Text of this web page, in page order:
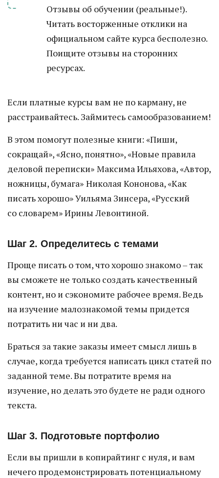
Отзывы об обучении (реальные!).
Читать восторженные отклики на
официальном сайте курса бесполезно.
Поищите отзывы на сторонних
ресурсах.
Если платные курсы вам не по карману, не
расстраивайтесь. Займитесь самообразованием!
В этом помогут полезные книги: «Пиши,
сокращай», «Ясно, понятно», «Новые правила
деловой переписки» Максима Ильяхова, «Автор,
ножницы, бумага» Николая Кононова, «Как
писать хорошо» Уильяма Зинсера, «Русский
со словарем» Ирины Левонтиной.
Шаг 2. Определитесь с темами
Проще писать о том, что хорошо знакомо – так
вы сможете не только создать качественный
контент, но и сэкономите рабочее время. Ведь
на изучение малознакомой темы придется
потратить ни час и ни два.
Браться за такие заказы имеет смысл лишь в
случае, когда требуется написать цикл статей по
заданной теме. Вы потратите время на
изучение, но делать это будете не ради одного
текста.
Шаг 3. Подготовьте портфолио
Если вы пришли в копирайтинг с нуля, и вам
нечего продемонстрировать потенциальному